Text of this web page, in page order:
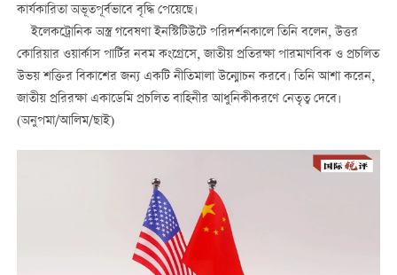
কার্যকারিতা অভূতপূর্বভাবে বৃদ্ধি পেয়েছে।
ইলেকট্রোনিক অস্ত্র গবেষণা ইনস্টিটিউটে পরিদর্শনকালে তিনি বলেন, উত্তর
কোরিয়ার ওয়ার্কাস পার্টির নবম কংগ্রেসে, জাতীয় প্রতিরক্ষা পারমাণবিক ও প্রচলিত
উভয় শক্তির বিকাশের জন্য একটি নীতিমালা উন্মোচন করবে। তিনি আশা করেন,
জাতীয় প্ররিরক্ষা একাডেমি প্রচলিত বাহিনীর আধুনিকীকরণে নেতৃত্ব দেবে।
(অনুপমা/আলিম/ছাই)